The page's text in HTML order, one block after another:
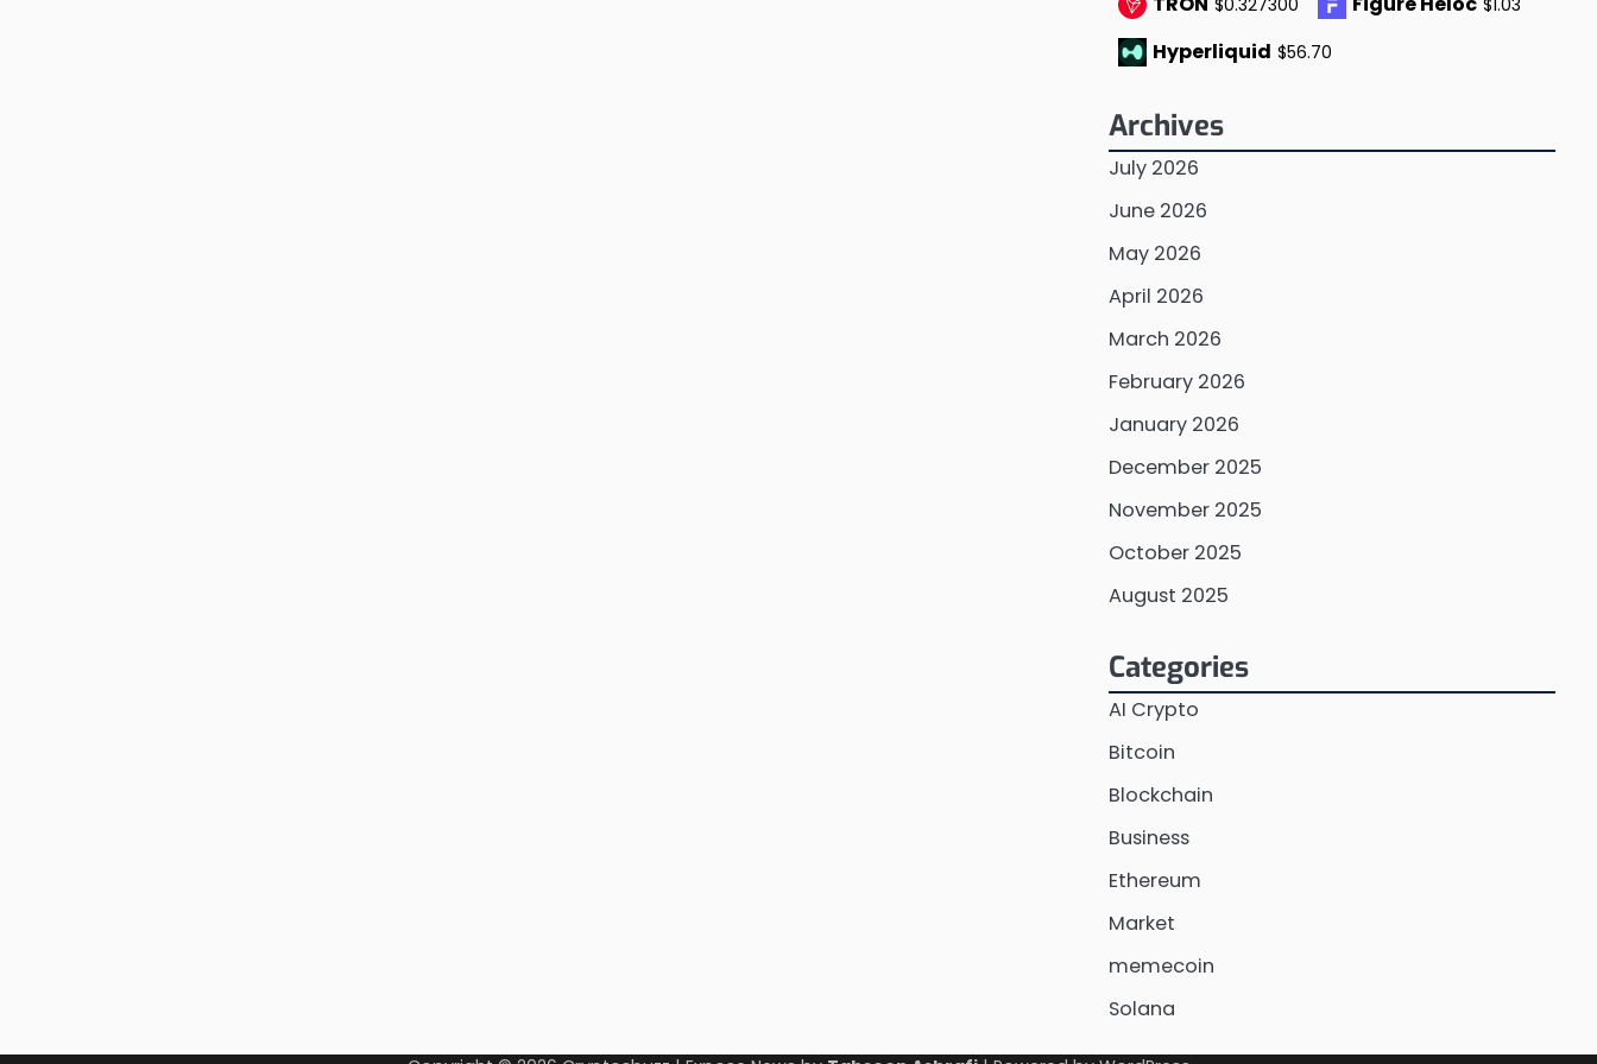
Hyperliquid $56.70
Archives
July 2026
June 2026
May 2026
April 2026
March 2026
February 2026
January 2026
December 2025
November 2025
October 2025
August 2025
Categories
AI Crypto
Bitcoin
Blockchain
Business
Ethereum
Market
memecoin
Solana